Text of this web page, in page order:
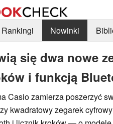
Rankingi Nowinki
się dwa nowe
i funkcją
Casio zamierza poszerzyć
kwadratowy zegarek